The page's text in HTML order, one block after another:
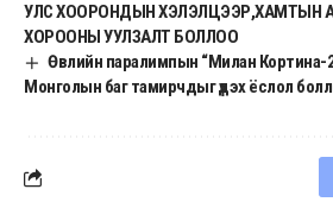
УЛС ХООРОНДЫН ХЭЛЭЛЦЭЭР,ХАМТЫН
ХОРООНЫ УУЛЗАЛТ БОЛЛОО
Өвлийн паралимпын “Милан Кортина-
Монголын баг тамирчдыг үдэх ёслол